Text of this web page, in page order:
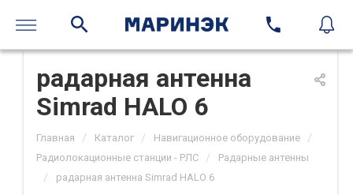
радарная антенна
Simrad HALO 6
Главная / Каталог / Навигационное оборудование /
Радиолокационные станции - РЛС / Радарные антенны
/ радарная антенна Simrad HALO 6